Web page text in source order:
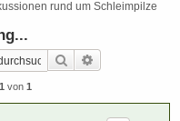
rund um Schleimpilze
Suche
1 von 1